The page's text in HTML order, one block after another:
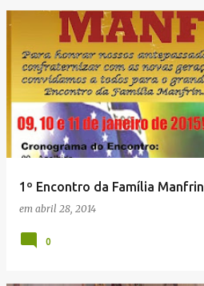
1º Encontro da Família Manfrin
em abril 28, 2014
0